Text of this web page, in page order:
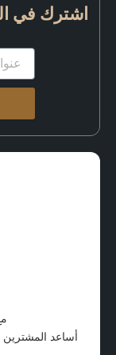
اشترك في
البريد
مع 20 عاماً من
أساعد